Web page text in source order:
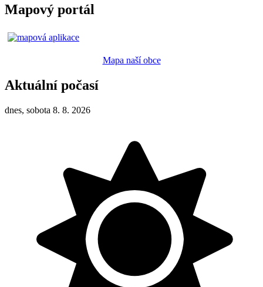
Mapový portál
Mapa naší obce
Aktuální počasí
dnes, sobota 8. 8. 2026